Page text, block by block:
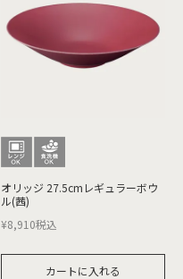
オリッジ 27.5cmレギュラーボウ
ル(茜)
¥8,910税込
カートに入れる